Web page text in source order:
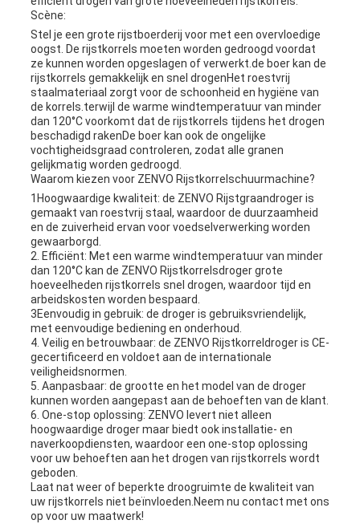
Scène:
Stel je een grote rijstboerderij voor met een overvloedige
oogst. De rijstkorrels moeten worden gedroogd voordat
ze kunnen worden opgeslagen of verwerkt.de boer kan de
rijstkorrels gemakkelijk en snel drogenHet roestvrij
staalmateriaal zorgt voor de schoonheid en hygiëne van
de korrels.terwijl de warme windtemperatuur van minder
dan 120°C voorkomt dat de rijstkorrels tijdens het drogen
beschadigd rakenDe boer kan ook de ongelijke
vochtigheidsgraad controleren, zodat alle granen
gelijkmatig worden gedroogd.
Waarom kiezen voor ZENVO Rijstkorrelschuurmachine?
1Hoogwaardige kwaliteit: de ZENVO Rijstgraandroger is
gemaakt van roestvrij staal, waardoor de duurzaamheid
en de zuiverheid ervan voor voedselverwerking worden
gewaarborgd.
2. Efficiënt: Met een warme windtemperatuur van minder
dan 120°C kan de ZENVO Rijstkorrelsdroger grote
hoeveelheden rijstkorrels snel drogen, waardoor tijd en
arbeidskosten worden bespaard.
3Eenvoudig in gebruik: de droger is gebruiksvriendelijk,
met eenvoudige bediening en onderhoud.
4. Veilig en betrouwbaar: de ZENVO Rijstkorreldroger is CE-
gecertificeerd en voldoet aan de internationale
veiligheidsnormen.
5. Aanpasbaar: de grootte en het model van de droger
kunnen worden aangepast aan de behoeften van de klant.
6. One-stop oplossing: ZENVO levert niet alleen
hoogwaardige droger maar biedt ook installatie- en
naverkoopdiensten, waardoor een one-stop oplossing
voor uw behoeften aan het drogen van rijstkorrels wordt
geboden.
Laat nat weer of beperkte droogruimte de kwaliteit van
uw rijstkorrels niet beïnvloeden.Neem nu contact met ons
op voor uw maatwerk!